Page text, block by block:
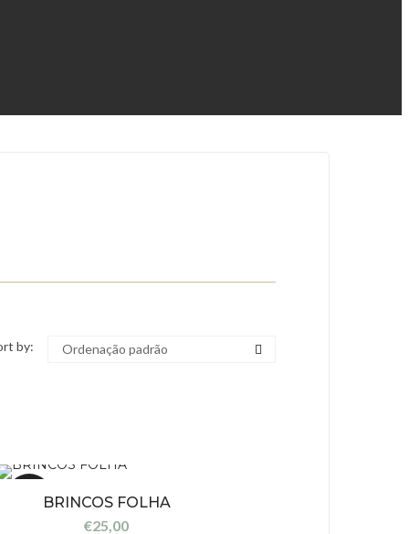
by: Ordenação padrão
BRINCOS FOLHA
€25,00